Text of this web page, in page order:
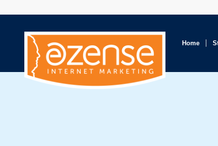
Home